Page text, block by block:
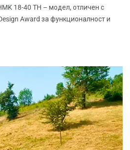
18-40 TH – модел, отличен с
Award за функционалност и